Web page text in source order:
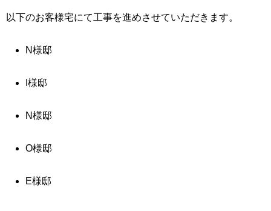
N様邸
I様邸
N様邸
O様邸
E様邸